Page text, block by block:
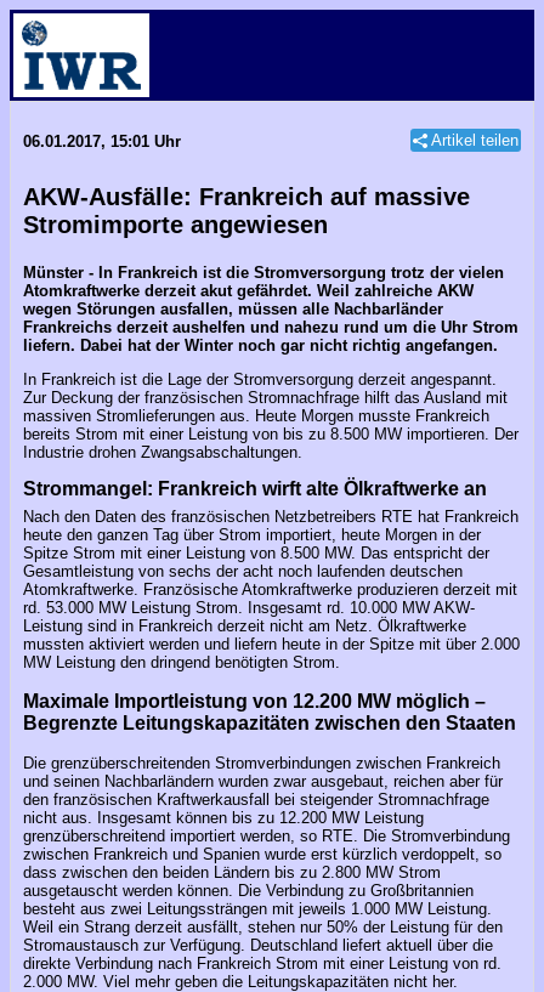
06.01.2017, 15:01 Uhr Artikel teilen
AKW-Ausfälle: Frankreich auf massive
Stromimporte angewiesen
Münster - In Frankreich ist die Stromversorgung trotz der vielen
Atomkraftwerke derzeit akut gefährdet. Weil zahlreiche AKW
wegen Störungen ausfallen, müssen alle Nachbarländer
Frankreichs derzeit aushelfen und nahezu rund um die Uhr Strom
liefern. Dabei hat der Winter noch gar nicht richtig angefangen.
In Frankreich ist die Lage der Stromversorgung derzeit angespannt.
Zur Deckung der französischen Stromnachfrage hilft das Ausland mit
massiven Stromlieferungen aus. Heute Morgen musste Frankreich
bereits Strom mit einer Leistung von bis zu 8.500 MW importieren. Der
Industrie drohen Zwangsabschaltungen.
Strommangel: Frankreich wirft alte Ölkraftwerke an
Nach den Daten des französischen Netzbetreibers RTE hat Frankreich
heute den ganzen Tag über Strom importiert, heute Morgen in der
Spitze Strom mit einer Leistung von 8.500 MW. Das entspricht der
Gesamtleistung von sechs der acht noch laufenden deutschen
Atomkraftwerke. Französische Atomkraftwerke produzieren derzeit mit
rd. 53.000 MW Leistung Strom. Insgesamt rd. 10.000 MW AKW-
Leistung sind in Frankreich derzeit nicht am Netz. Ölkraftwerke
mussten aktiviert werden und liefern heute in der Spitze mit über 2.000
MW Leistung den dringend benötigten Strom.
Maximale Importleistung von 12.200 MW möglich –
Begrenzte Leitungskapazitäten zwischen den Staaten
Die grenzüberschreitenden Stromverbindungen zwischen Frankreich
und seinen Nachbarländern wurden zwar ausgebaut, reichen aber für
den französischen Kraftwerkausfall bei steigender Stromnachfrage
nicht aus. Insgesamt können bis zu 12.200 MW Leistung
grenzüberschreitend importiert werden, so RTE. Die Stromverbindung
zwischen Frankreich und Spanien wurde erst kürzlich verdoppelt, so
dass zwischen den beiden Ländern bis zu 2.800 MW Strom
ausgetauscht werden können. Die Verbindung zu Großbritannien
besteht aus zwei Leitungssträngen mit jeweils 1.000 MW Leistung.
Weil ein Strang derzeit ausfällt, stehen nur 50% der Leistung für den
Stromaustausch zur Verfügung. Deutschland liefert aktuell über die
direkte Verbindung nach Frankreich Strom mit einer Leistung von rd.
2.000 MW. Viel mehr geben die Leitungskapazitäten nicht her.